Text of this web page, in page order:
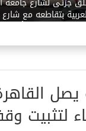
بتقاطعه مع
بالاتجاهين
لتثبيت